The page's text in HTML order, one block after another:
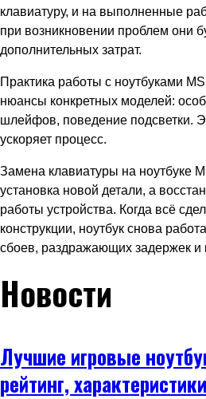
клавиатуру, и на выполненные
при возникновении проблем они
дополнительных затрат.
Практика работы с ноутбуками
нюансы конкретных моделей:
шлейфов, поведение подсветки.
ускоряет процесс.
Замена клавиатуры на ноутбуке
установка новой детали, а
работы устройства. Когда всё
конструкции, ноутбук снова
сбоев, раздражающих задержек и
Новости
Лучшие игровые
рейтинг,